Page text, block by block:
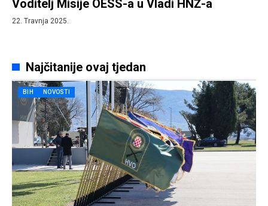
Voditelj Misije OESS-a u Vladi HNŽ-a
22. Travnja 2025.
Najčitanije ovaj tjedan
BIH NOVOSTI